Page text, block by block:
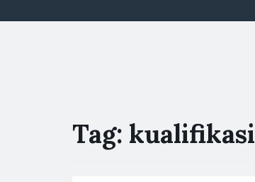
Tag: kualifikasi